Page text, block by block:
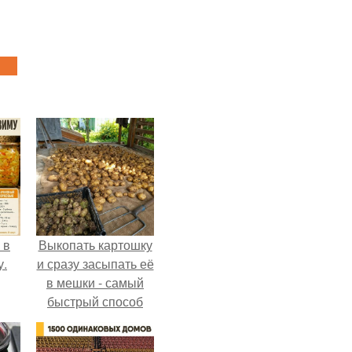
Выкопать картошку
и сразу засыпать её
в мешки - самый
быстрый способ
спрятать вместе с
урожаем гниль,